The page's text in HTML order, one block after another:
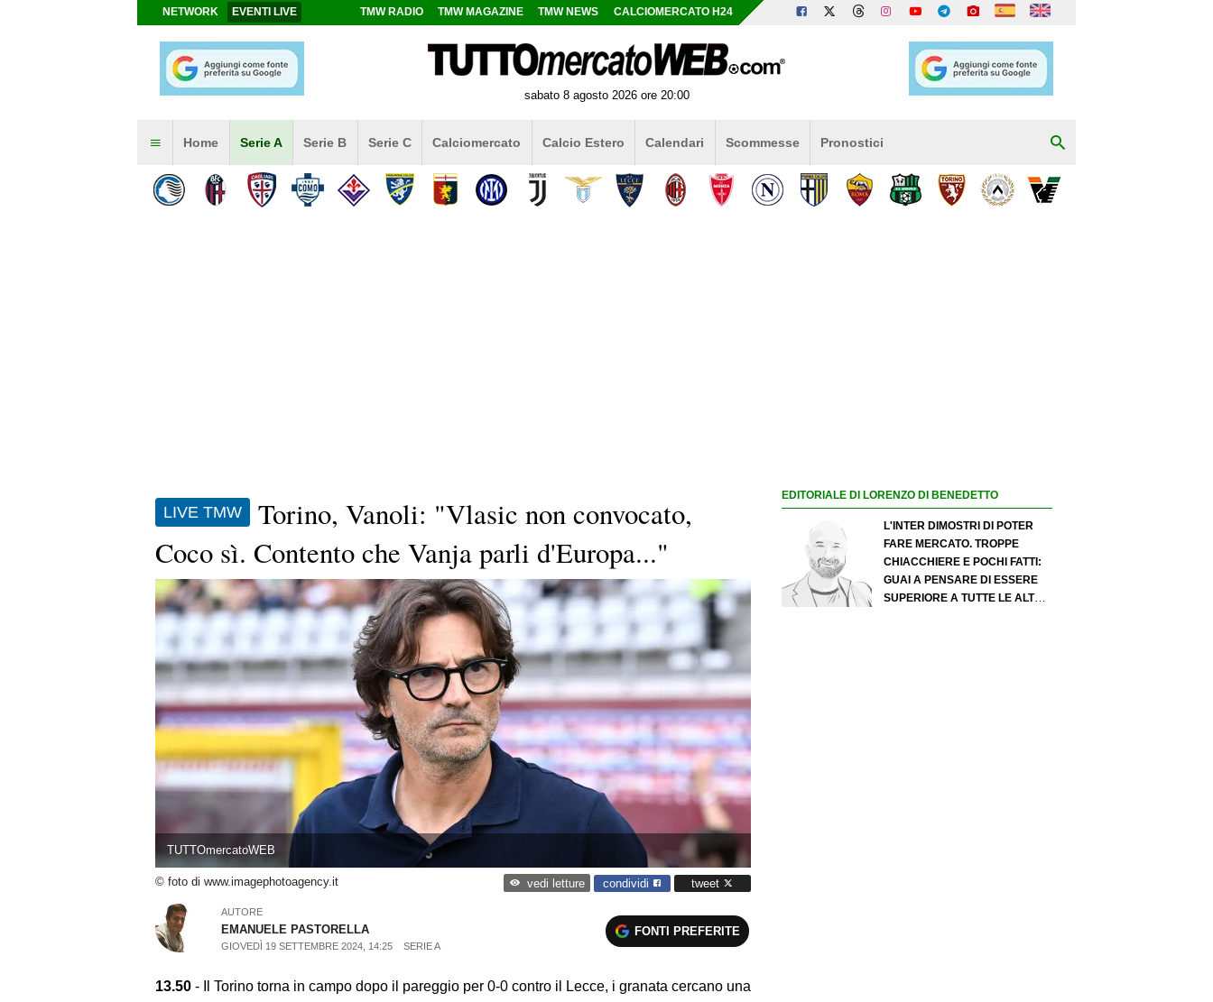
NETWORK EVENTI LIVE TMW RADIO TMW MAGAZINE TMW NEWS CALCIOMERCATO H24
sabato 8 agosto 2026 ore 20:00
Home Serie A Serie B Serie C Calciomercato Calcio Estero Calendari Scommesse Pronostici
LIVE TMW
Torino, Vanoli: "Vlasic non convocato,
Coco sì. Contento che Vanja parli d'Europa..."
TUTTOmercatoWEB
© foto di www.imagephotoagency.it vedi letture condividi tweet
AUTORE
EMANUELE PASTORELLA
GIOVEDÌ 19 SETTEMBRE 2024, 14:25 SERIE A
FONTI PREFERITE
13.50 - Il Torino torna in campo dopo il pareggio per 0-0 contro il Lecce, i granata cercano una
EDITORIALE DI LORENZO DI BENEDETTO
L'INTER DIMOSTRI DI POTER
FARE MERCATO. TROPPE
CHIACCHIERE E POCHI FATTI:
GUAI A PENSARE DI ESSERE
SUPERIORE A TUTTE LE ALTRE